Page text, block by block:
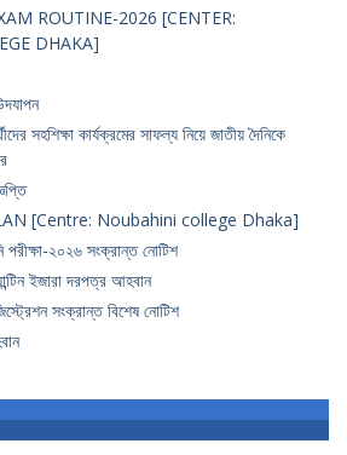
ROUTINE-2026 [CENTER:
DHAKA]
সহশিক্ষা কার্যক্রমের সাফল্য নিয়ে জাতীয় দৈনিকে
[Centre: Noubahini college Dhaka]
পরীক্ষা-২০২৬ সংক্রান্ত নোটিশ
ইজারা দরপত্র আহবান
সংক্রান্ত বিশেষ নোটিশ